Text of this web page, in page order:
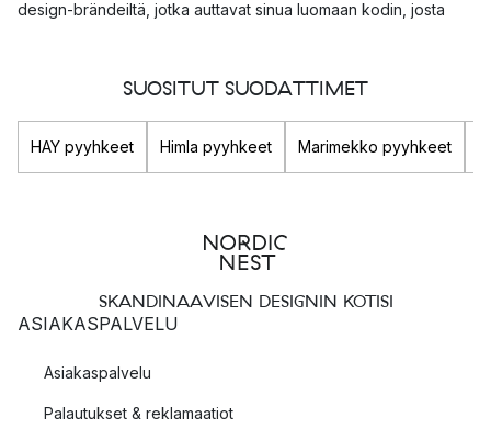
design-brändeiltä, jotka auttavat sinua luomaan kodin, josta
Ylelliset käsipyyhkeet skandinaavisessa designissa
Jos etsit korkealaatuisia kylpyhuoneen käsipyyhkeitä
skandinaavisessa designissa, täältä löydät laajan valikoiman
vaihtoehtoja.
Suosittelemme suomalaista merkkiä Marimekko
kauniisti kuvioituja käsipyyhkeitä rohkeissa väreissä.
Ruotsalainen tekstiilibrändi Himlasisältää myös laajan
lämmintä ja pehmeää tunnelmaa kylpyhuoneesi sisustukseen.
Minkä kokoisen käsipyyhkeen sinun tulisi valita?
SUOSITUT SUODATTIMET
HAY pyyhkeet Himla pyyhkeet Marimekko pyyhkeet
SKANDINAAVISEN DESIGNIN KOTISI
ASIAKASPALVELU
Asiakaspalvelu
Palautukset & reklamaatiot